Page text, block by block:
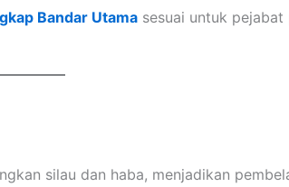
Bandar Utama sesuai untuk
silau dan haba, menjadikan